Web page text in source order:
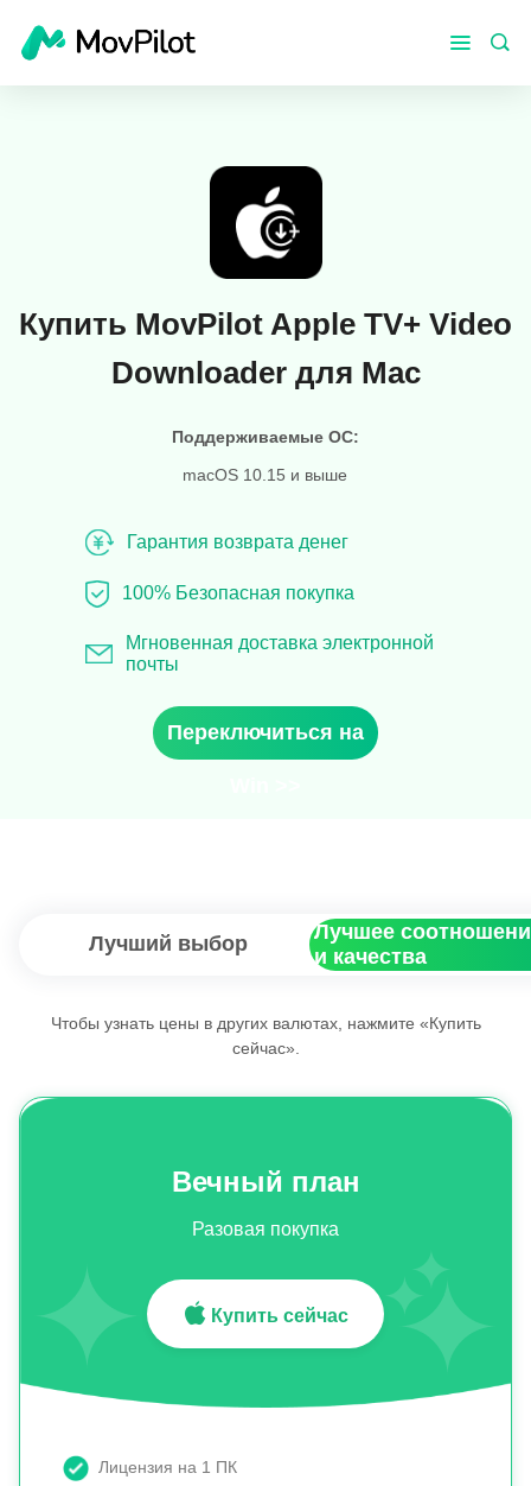
Купить MovPilot Apple TV+ Video
Downloader для Mac
Поддерживаемые ОС:
macOS 10.15 и выше
Переключиться на
Гарантия возврата денег
100% Безопасная покупка
Мгновенная доставка электронной
почты
Лучший выбор
Лучшее
и качества
Чтобы узнать цены в других валютах, нажмите «Купить
сейчас».
Вечный план
Разовая покупка
Купить сейчас
Лицензия на 1 ПК